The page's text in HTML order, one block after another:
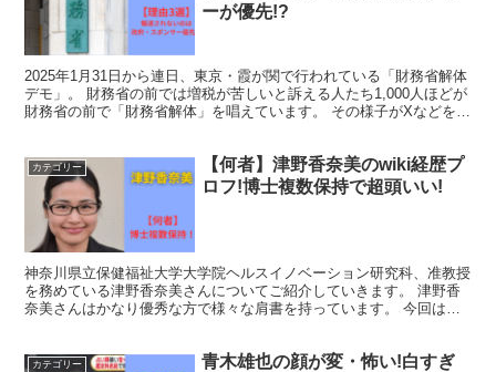
ーが優先!?
2025年1月31日から連日、東京・霞が関で行われている「財務省解体
デモ」。 財務省の前では増税が苦しいと訴える人たち1,000人ほどが
財務省の前で「財務省解体」を唱えています。 その様子がXなどを通
カテゴリー
【何者】津野香奈美のwiki経歴プ
ロフ!博士複数保持で超頭いい!
神奈川県立保健福祉大学大学院ヘルスイノベーション研究科、准教授
を務めている津野香奈美さんについてご紹介していきます。 津野香
奈美さんはかなり優秀な方で様々な肩書を持っています。 今回は津
カテゴリー
青木雄也の顔が変・怖い!白すぎ